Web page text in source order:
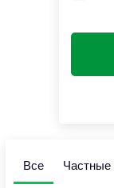
Все Частные